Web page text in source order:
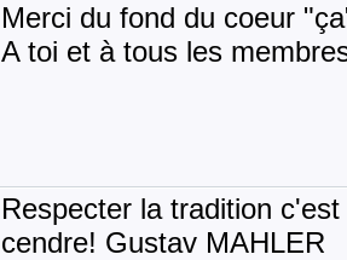
Merci du fond du coeur
A toi et à tous les
Respecter la tradition
cendre! Gustav MAHLER